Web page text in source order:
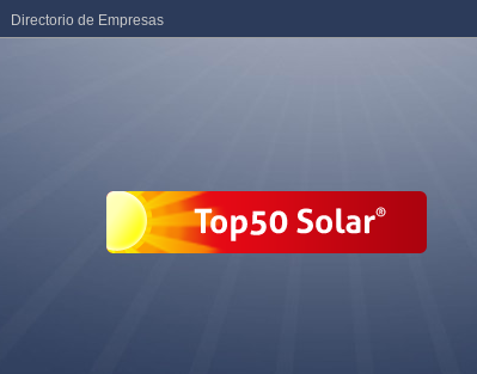
Directorio de Empresas